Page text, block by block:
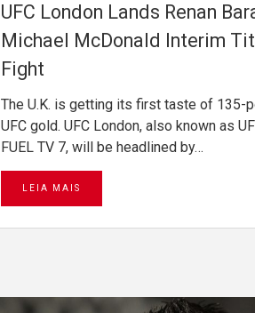
UFC London Lands Renan
Michael McDonald Interim
Fight
The U.K. is getting its first taste of 135-
UFC gold. UFC London, also known as
FUEL TV 7, will be headlined by…
LEIA MAIS